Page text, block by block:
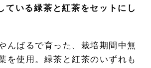
ている緑茶と紅茶をセットにし
んばるで育った、栽培期間中無
を使用。緑茶と紅茶のいずれも